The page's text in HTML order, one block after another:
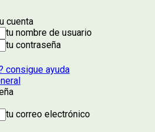
cuenta
tu nombre de usuario
tu contraseña
consigue ayuda
tu correo electrónico